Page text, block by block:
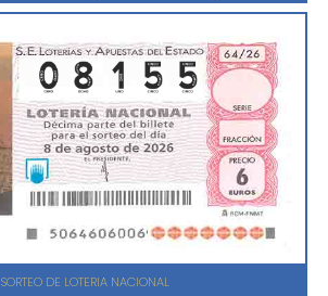
SORTEO DE LOTERIA NACIONAL